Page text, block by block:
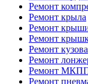
Ремонт
Ремонт крыла
Ремонт
Ремонт
Ремонт кузова
Ремонт
Ремонт
Ремонт